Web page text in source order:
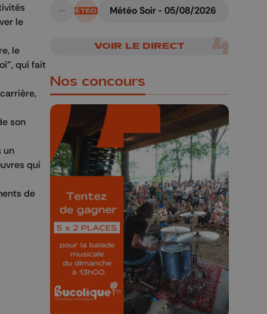
le
le
qui fait
son
un
qui
de
A suivre
Météo Soir - 05/08/2026
VOIR LE DIRECT
Nos concours
🎁 Gagnez 5x2
places pour le
Bucolique Ferrières
Festival 🌿🎶
Concours valable jusqu'au 9 août,
23h59.